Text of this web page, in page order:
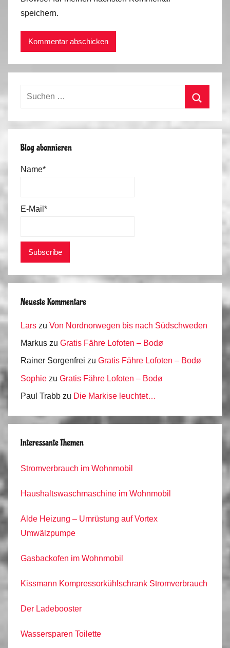
speichern.
Suchen
Blog abonnieren
Name*
E-Mail*
Neueste Kommentare
Lars zu Von Nordnorwegen bis nach Südschweden
Markus zu Gratis Fähre Lofoten – Bodø
Rainer Sorgenfrei zu Gratis Fähre Lofoten – Bodø
Sophie zu Gratis Fähre Lofoten – Bodø
Paul Trabb zu Die Markise leuchtet…
Interessante Themen
Stromverbrauch im Wohnmobil
Haushaltswaschmaschine im Wohnmobil
Alde Heizung – Umrüstung auf Vortex
Umwälzpumpe
Gasbackofen im Wohnmobil
Kissmann Kompressorkühlschrank Stromverbrauch
Der Ladebooster
Wassersparen Toilette